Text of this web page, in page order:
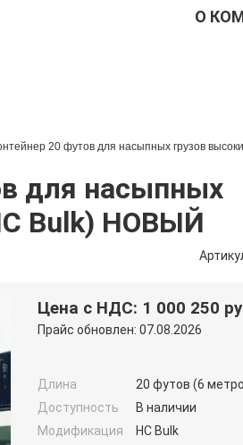
О
20 футов для насыпных грузов
Bulk) НОВЫЙ
Цена с НДС: 1 000 250
Прайс обновлен: 07.08.2026
Длина
20 футов (6
Доступность
В наличии
Модификация
HC Bulk